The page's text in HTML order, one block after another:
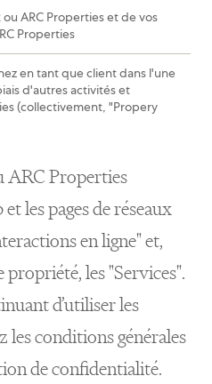
ARC Properties et de vos
Properties
en tant que client dans l'une
d'autres activités et
(collectivement, "Propery
ARC Properties
les pages de réseaux
en ligne" et,
propriété, les "Services".
d’utiliser les
les conditions générales
de confidentialité.